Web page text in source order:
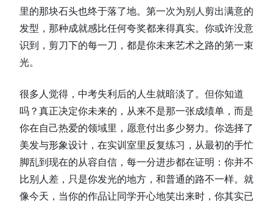
里的那块石头也终于落了地。第一次为别人剪出满意的
发型，那种成就感比任何夸奖都来得真实。你或许没意
识到，剪刀下的每一刀，都是你未来艺术之路的第一束
光。
很多人觉得，中考失利后的人生就暗淡了。但你知道
吗？真正决定你未来的，从来不是那一张成绩单，而是
你在自己热爱的领域里，愿意付出多少努力。你选择了
美发与形象设计，在实训室里反复练习，从最初的手忙
脚乱到现在的从容自信，每一分进步都在证明：你并不
比别人差，只是你发光的地方，和普通的路不一样。就
像今天，当你的作品让同学开心地笑出来时，你其实已